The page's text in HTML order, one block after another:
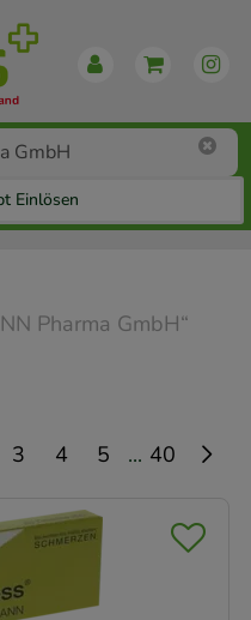
Einlösen
Pharma GmbH“
3 4 5 ... 40